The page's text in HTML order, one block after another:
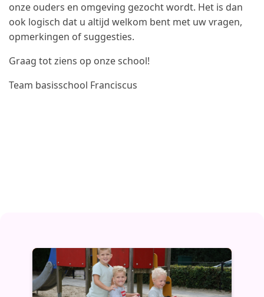
onze ouders en omgeving gezocht wordt. Het is dan
ook logisch dat u altijd welkom bent met uw vragen,
opmerkingen of suggesties.
Graag tot ziens op onze school!
Team basisschool Franciscus